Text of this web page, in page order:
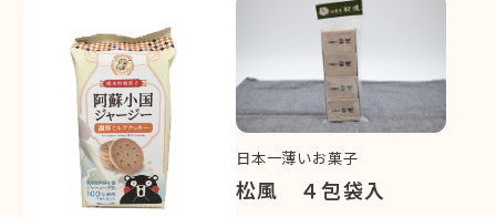
日本一薄いお菓子
松風 ４包袋入